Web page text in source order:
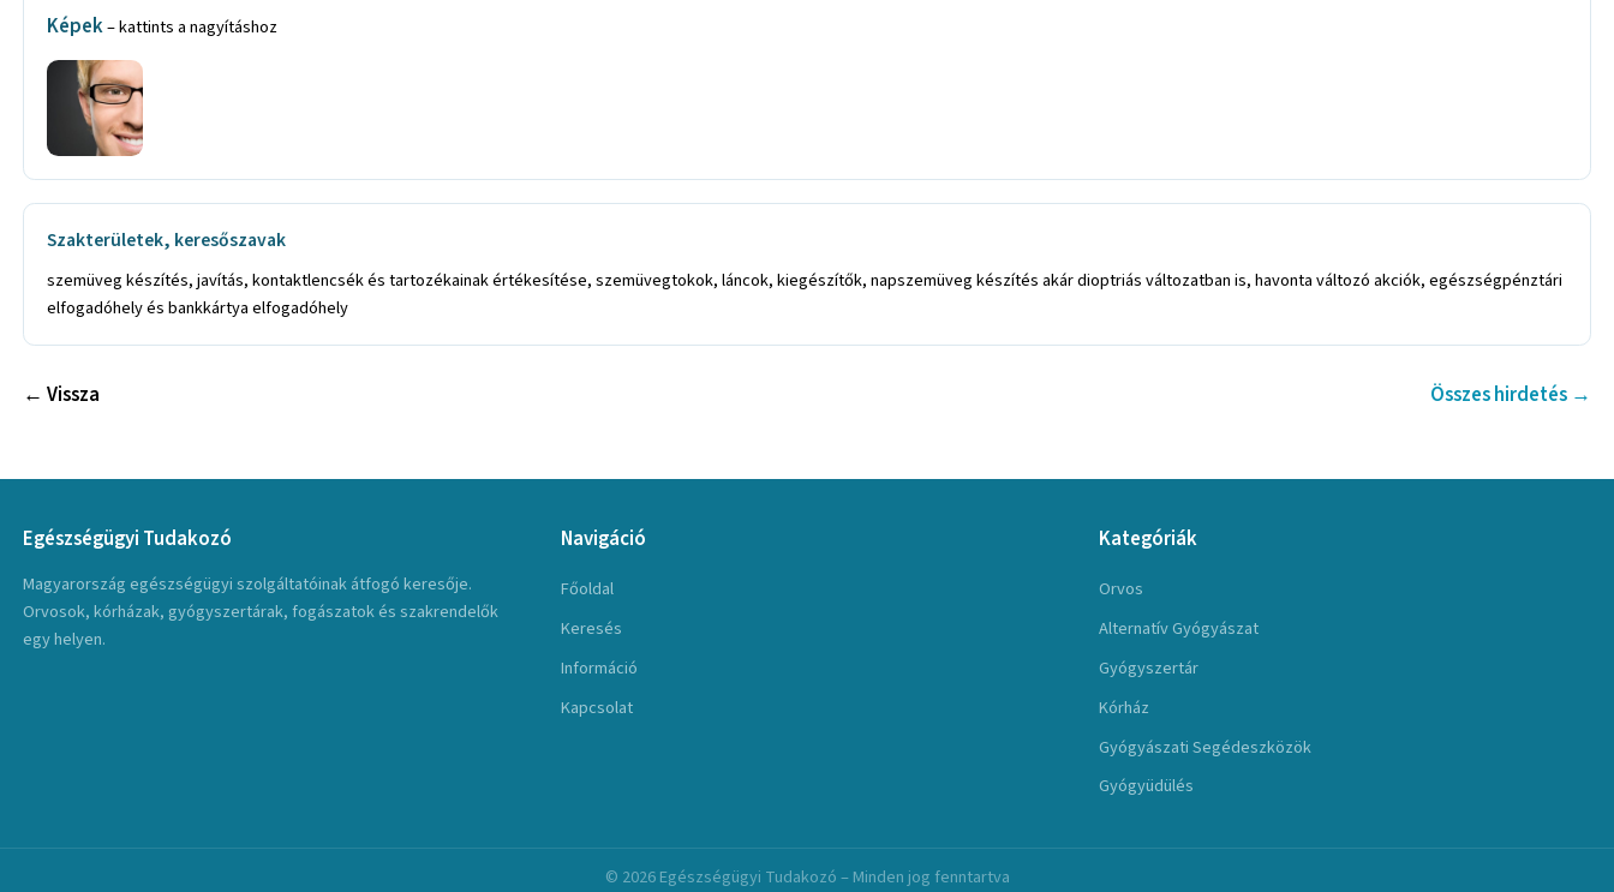
Képek– kattints a nagyításhoz
Szakterületek, keresőszavak
szemüveg készítés, javítás, kontaktlencsék és tartozékainak értékesítése, szemüvegtokok, láncok, kiegészítők, napszemüveg készítés akár dioptriás változatban is, havonta változó akciók, egészségpénztári
elfogadóhely és bankkártya elfogadóhely
← Vissza Összes hirdetés →
Egészségügyi Tudakozó
Magyarország egészségügyi szolgáltatóinak átfogó keresője.
Orvosok, kórházak, gyógyszertárak, fogászatok és szakrendelők
egy helyen.
Navigáció
Főoldal
Keresés
Információ
Kapcsolat
Kategóriák
Orvos
Alternatív Gyógyászat
Gyógyszertár
Kórház
Gyógyászati Segédeszközök
Gyógyüdülés
© 2026 Egészségügyi Tudakozó – Minden jog fenntartva